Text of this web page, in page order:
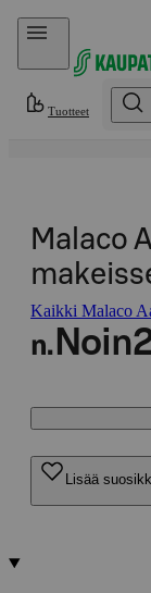
Hyppää sisältöön
Tuotteet
Malaco
Kaikki Malaco
n. Noin
Lisää